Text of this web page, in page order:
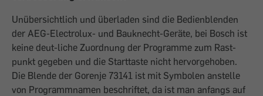
Unübersichtlich und überladen sind die Bedienblenden
der AEG-Electrolux- und Bauknecht-Geräte, bei Bosch ist
keine deut-liche Zuordnung der Programme zum Rast-
punkt gegeben und die Starttaste nicht hervorgehoben.
Die Blende der Gorenje 73141 ist mit Symbolen anstelle
von Programmnamen beschriftet, da ist man anfangs auf